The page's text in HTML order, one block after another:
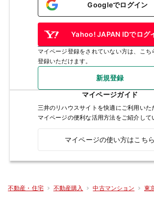
Googleでログイン
Yahoo! JAPAN IDでログ
マイページ登録をされていない方は、こち
登録いただけます。
新規登録
マイページガイド
三井のリハウスサイトを快適にご利用いた
マイページの便利な活用方法をご紹介して
マイページの使い方はこちら
不動産・住宅 不動産購入 中古マンション 東